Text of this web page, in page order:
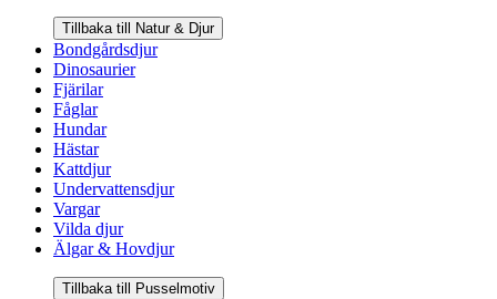
Tillbaka till Natur & Djur
Bondgårdsdjur
Dinosaurier
Fjärilar
Fåglar
Hundar
Hästar
Kattdjur
Undervattensdjur
Vargar
Vilda djur
Älgar & Hovdjur
Tillbaka till Pusselmotiv